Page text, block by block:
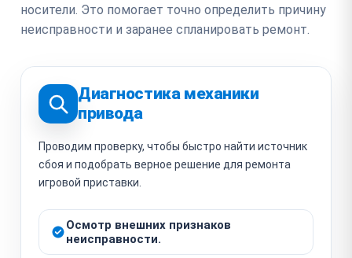
носители. Это помогает точно определить причину
неисправности и заранее спланировать ремонт.
Диагностика механики
привода
Проводим проверку, чтобы быстро найти источник
сбоя и подобрать верное решение для ремонта
игровой приставки.
Осмотр внешних признаков
неисправности.